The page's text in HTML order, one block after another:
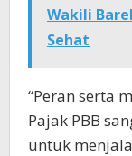
Wakili
Sehat
“Peran serta
Pajak PBB
untuk